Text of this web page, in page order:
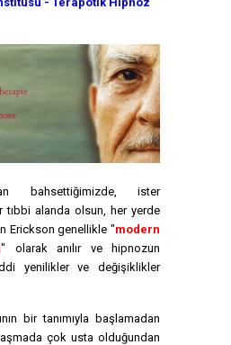
bahsettiğimizde, ister
alanda olsun, her yerde
Erickson genellikle "modern
" olarak anılır ve hipnozun
yenilikler ve değişiklikler
bir tanımıyla başlamadan
çok usta olduğundan